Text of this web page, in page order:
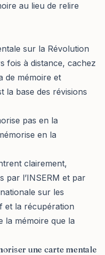
au lieu de relire
sur la Révolution
fois à distance, cachez
de mémoire et
la base des révisions
pas en la
en la
clairement,
par l’INSERM et par
sur les
et la récupération
la mémoire que la
une carte mentale